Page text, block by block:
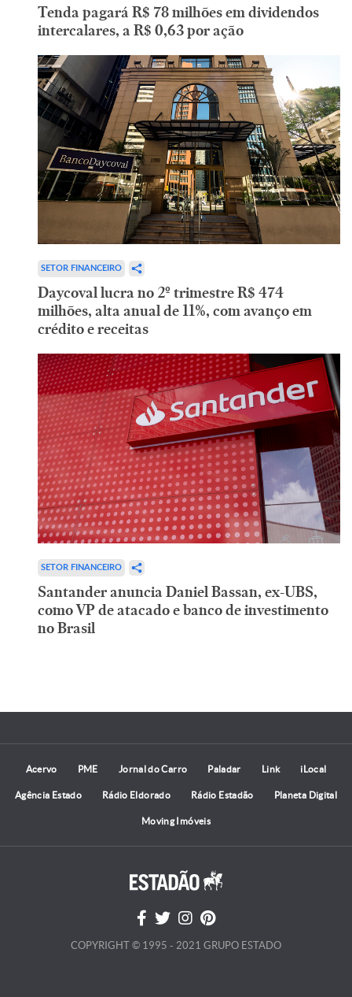
Tenda pagará R$ 78 milhões em dividendos
intercalares, a R$ 0,63 por ação
SETOR FINANCEIRO
Daycoval lucra no 2º trimestre R$ 474
milhões, alta anual de 11%, com avanço em
crédito e receitas
SETOR FINANCEIRO
Santander anuncia Daniel Bassan, ex-UBS,
como VP de atacado e banco de investimento
no Brasil
Acervo PME Jornal do Carro Paladar Link iLocal
Agência Estado Rádio Eldorado Rádio Estadão Planeta Digital
Moving Imóveis
COPYRIGHT © 1995 - 2021 GRUPO ESTADO